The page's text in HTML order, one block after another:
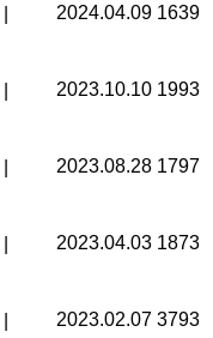
2024.04.09 1639
2023.10.10 1993
2023.08.28 1797
2023.04.03 1873
2023.02.07 3793